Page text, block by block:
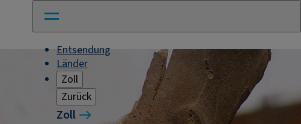
Entsendung
Länder
Zoll
Zurück
Zoll